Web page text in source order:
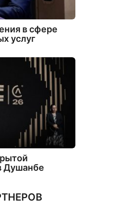
в сфере
услуг
Душанбе